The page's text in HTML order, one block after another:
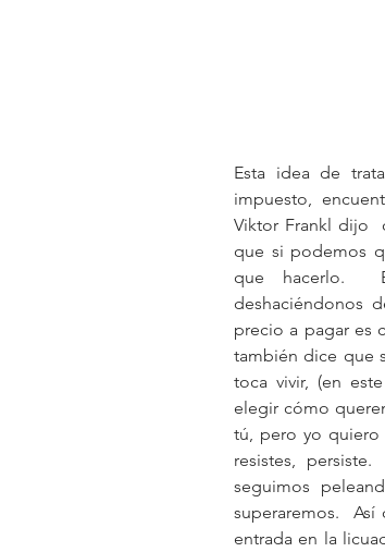
Esta idea de
impuesto,
Viktor Frankl dijo
que si podemos
que hacerlo.
deshaciéndonos
precio a pagar es
también dice que
toca vivir, (en
elegir cómo
tú, pero yo
resistes,
seguimos
superaremos.
entrada en la